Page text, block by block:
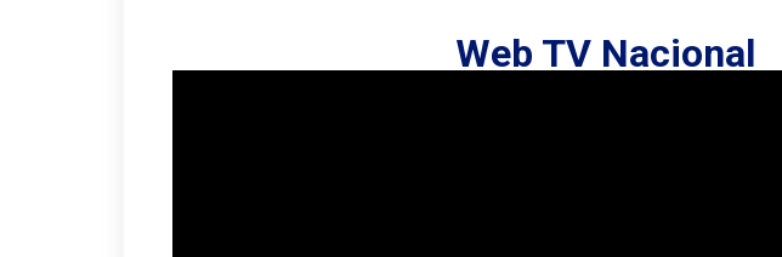
Web TV Nacional